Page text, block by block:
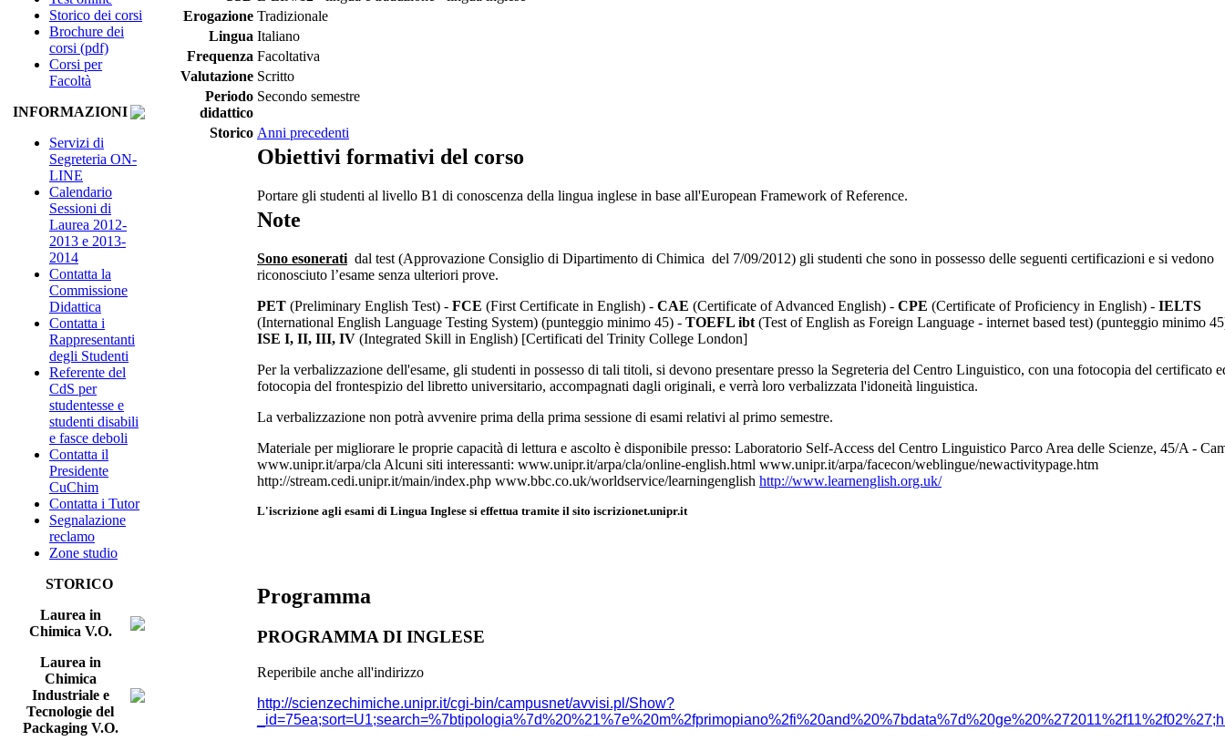
Storico dei corsi
Brochure dei
corsi (pdf)
Corsi per
Facoltà
INFORMAZIONI
Servizi di
Segreteria ON-
LINE
Calendario
Sessioni di
Laurea 2012-
2013 e 2013-
2014
Contatta la
Commissione
Didattica
Contatta i
Rappresentanti
degli Studenti
Referente del
CdS per
studentesse e
studenti disabili
e fasce deboli
Contatta il
Presidente
CuChim
Contatta i Tutor
Segnalazione
reclamo
Zone studio
STORICO
Laurea in
Chimica V.O.
Laurea in
Chimica
Industriale e
Tecnologie del
Packaging V.O.
Erogazione Tradizionale
Lingua Italiano
Frequenza Facoltativa
Valutazione Scritto
Periodo
didattico
Secondo semestre
Storico Anni precedenti
Obiettivi formativi del corso
Portare gli studenti al livello B1 di conoscenza della lingua inglese in base all'European Framework of Reference.
Note
Sono esonerati dal test (Approvazione Consiglio di Dipartimento di Chimica del 7/09/2012) gli studenti che sono in possesso delle seguenti certificazioni e si vedono
riconosciuto l’esame senza ulteriori prove.
PET (Preliminary English Test) - FCE (First Certificate in English) - CAE (Certificate of Advanced English) - CPE (Certificate of Proficiency in English) - IELTS
(International English Language Testing System) (punteggio minimo 45) - TOEFL ibt (Test of English as Foreign Language - internet based test) (punteggio minimo
ISE I, II, III, IV (Integrated Skill in English) [Certificati del Trinity College London]
Per la verbalizzazione dell'esame, gli studenti in possesso di tali titoli, si devono presentare presso la Segreteria del Centro Linguistico, con una fotocopia del certificato
fotocopia del frontespizio del libretto universitario, accompagnati dagli originali, e verrà loro verbalizzata l'idoneità linguistica.
La verbalizzazione non potrà avvenire prima della prima sessione di esami relativi al primo semestre.
Materiale per migliorare le proprie capacità di lettura e ascolto è disponibile presso: Laboratorio Self-Access del Centro Linguistico Parco Area delle Scienze, 45/A -
www.unipr.it/arpa/cla Alcuni siti interessanti: www.unipr.it/arpa/cla/online-english.html www.unipr.it/arpa/facecon/weblingue/newactivitypage.htm
http://stream.cedi.unipr.it/main/index.php www.bbc.co.uk/worldservice/learningenglish http://www.learnenglish.org.uk/
L'iscrizione agli esami di Lingua Inglese si effettua tramite il sito iscrizionet.unipr.it
Programma
PROGRAMMA DI INGLESE
Reperibile anche all'indirizzo
http://scienzechimiche.unipr.it/cgi-bin/campusnet/avvisi.pl/Show?